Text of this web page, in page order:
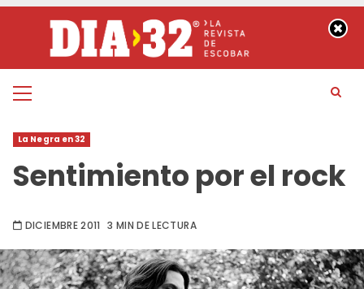
contenido
Menú
La Negra en 32
Sentimiento por el rock
DICIEMBRE 2011 3 MIN DE LECTURA